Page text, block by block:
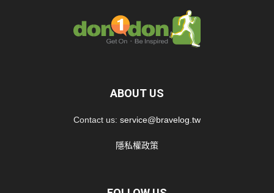
ABOUT US
Contact us: service@bravelog.tw
隱私權政策